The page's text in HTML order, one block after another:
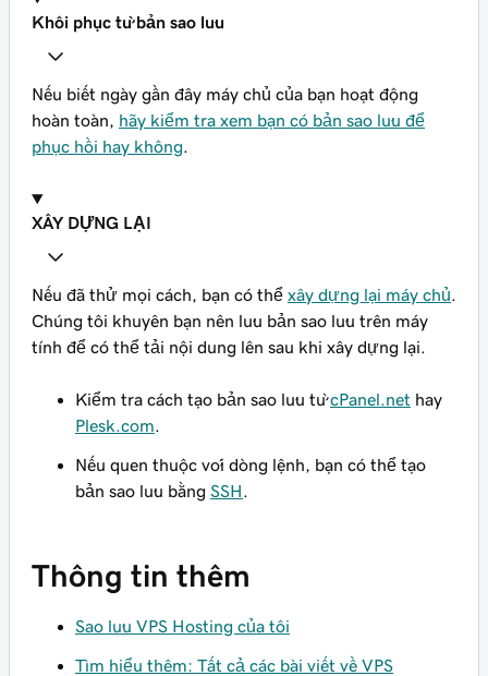
Khôi phục từ bản sao lưu
Nếu biết ngày gần đây máy chủ của bạn hoạt động
hoàn toàn, hãy kiểm tra xem bạn có bản sao lưu để
phục hồi hay không
XÂY DỰNG LẠI
Nếu đã thử mọi cách, bạn có thể xây dựng lại máy chủ
Chúng tôi khuyên bạn nên lưu bản sao lưu trên máy
tính để có thể tải nội dung lên sau khi xây dựng lại.
Kiểm tra cách tạo bản sao lưu từcPanel.net hay
Plesk.com
Nếu quen thuộc với dòng lệnh, bạn có thể tạo
bản sao lưu bằng SSH
Thông tin thêm
Sao lưu VPS Hosting của tôi
Tìm hiểu thêm: Tất cả các bài viết về VPS